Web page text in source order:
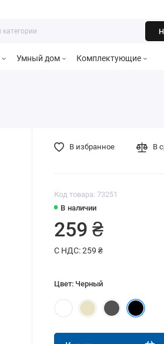
Умный дом Комплектующие
Код товара: 73251
В наличии
259 ₴
С НДС: 259 ₴
Цвет: Черный
В избранное В